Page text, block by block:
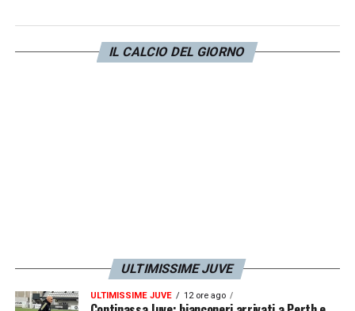
possibilità di lasciar partire l’estremo
difensore laziale e il Genoa ad oggi è la
gennaio era solo un sogno sfumato in una
solida realtà estiva.
IL CALCIO DEL GIORNO
ULTIMISSIME JUVE
ULTIMISSIME JUVE 12 ore ago